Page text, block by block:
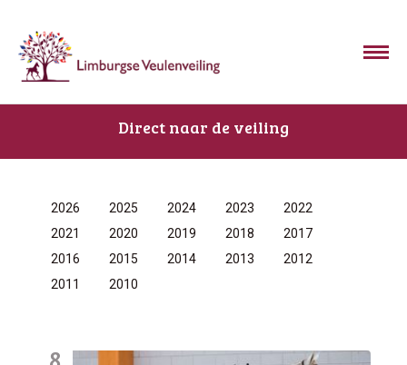
Direct naar de veiling
2026 2025 2024 2023
2022
2021
2020 2019 2018
2017
2016
2015 2014 2013
2012
2011
2010